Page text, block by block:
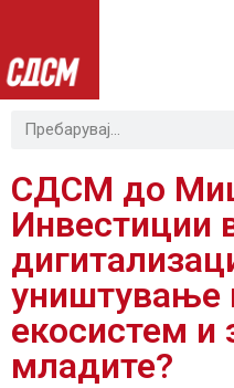
СДСМ до
Инвестиции
уништување
екосистем и
младите?